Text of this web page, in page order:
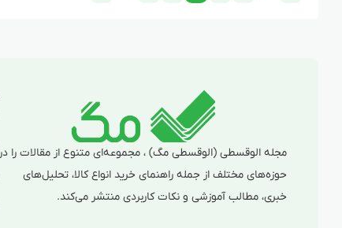
مجله الوقسطی (الوقسطی مگ) ، مجموعه‌ای متنوع از مقالات را در
حوزه‌های مختلف از جمله راهنمای خرید انواع کالا، تحلیل‌های
خبری، مطالب آموزشی و نکات کاربردی منتشر می‌کند.